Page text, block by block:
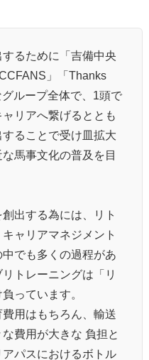
るために「吉備中央
」「Thanks
ループ全体で、1頭で
リアへ繋げるととも
ることで受け皿拡大
馬事文化の普及を目
出する為には、リト
ャリアマネジメント
でも多くの過程があ
トレーニングは「リ
っています。
用はもちろん、輸送
費用が大きな 負担と
パスにおけるボトル